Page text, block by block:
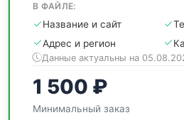
В ФАЙЛЕ:
Название и сайт
Адрес и регион
Данные актуальны на
1 500 ₽
Минимальный заказ